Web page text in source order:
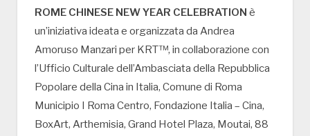
ROME CHINESE NEW YEAR CELEBRATION è
un’iniziativa ideata e organizzata da Andrea
Amoruso Manzari per KRT™, in collaborazione con
l’Ufficio Culturale dell’Ambasciata della Repubblica
Popolare della Cina in Italia, Comune di Roma
Municipio I Roma Centro, Fondazione Italia – Cina,
BoxArt, Arthemisia, Grand Hotel Plaza, Moutai, 88